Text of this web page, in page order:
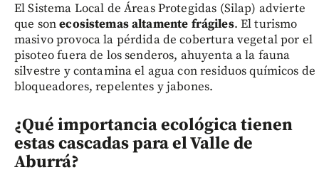
El Sistema Local de Áreas Protegidas (Silap) advierte
que sonecosistemas altamente frágiles. El turismo
masivo provoca la pérdida de cobertura vegetal por el
pisoteo fuera de los senderos, ahuyenta a la fauna
silvestre y contamina el agua con residuos químicos de
bloqueadores, repelentes y jabones.
¿Qué importancia ecológica tienen
estas cascadas para el Valle de
Aburrá?